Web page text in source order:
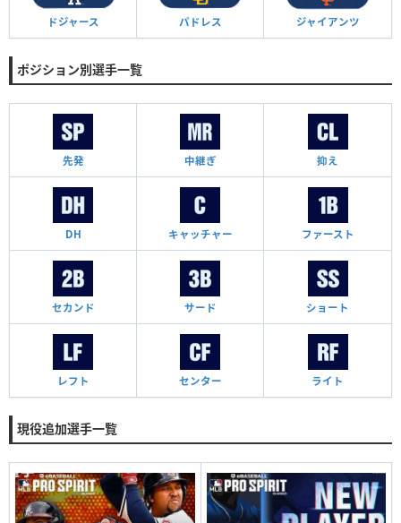
ドジャース パドレス ジャイアンツ
ポジション別選手一覧
先発 中継ぎ 抑え
DH キャッチャー ファースト
セカンド サード ショート
レフト センター ライト
現役追加選手一覧